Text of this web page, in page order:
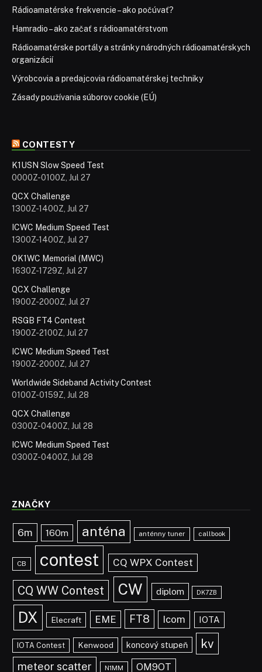
Rádioamatérske frekvencie – ako počúvať?
Hamradio – ako začať s rádioamatérstvom
Rádioamatérske portály a stránky národných rádioamatérskych
organizácií
Výrobcovia a predajcovia rádioamatérskej techniky
Zásady používania súborov cookie (EÚ)
CONTESTY
K1USN Slow Speed Test
0000Z-0100Z, Jul 27
QCX Challenge
1300Z-1400Z, Jul 27
ICWC Medium Speed Test
1300Z-1400Z, Jul 27
OK1WC Memorial (MWC)
1630Z-1729Z, Jul 27
QCX Challenge
1900Z-2000Z, Jul 27
RSGB FT4 Contest
1900Z-2100Z, Jul 27
ICWC Medium Speed Test
1900Z-2000Z, Jul 27
Worldwide Sideband Activity Contest
0100Z-0159Z, Jul 28
QCX Challenge
0300Z-0400Z, Jul 28
ICWC Medium Speed Test
0300Z-0400Z, Jul 28
ZNAČKY
6m 160m anténa anténny tuner callbook
CB contest CQ WPX Contest
CQ WW Contest CW diplom DK7ZB
DX Elecraft EME FT8 Icom IOTA
IOTA Contest Kenwood koncový stupeň kv
meteor scatter N1MM
OM9OT